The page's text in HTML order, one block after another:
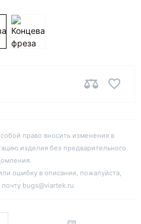
право вносить изменения в
изделия без предварительного
ошибку в описании, пожалуйста,
bugs@viartek.ru